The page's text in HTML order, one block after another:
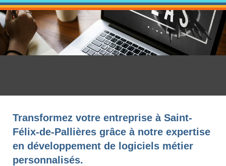
Transformez votre entreprise à Saint-
Félix-de-Pallières grâce à notre expertise
en développement de logiciels métier
personnalisés.